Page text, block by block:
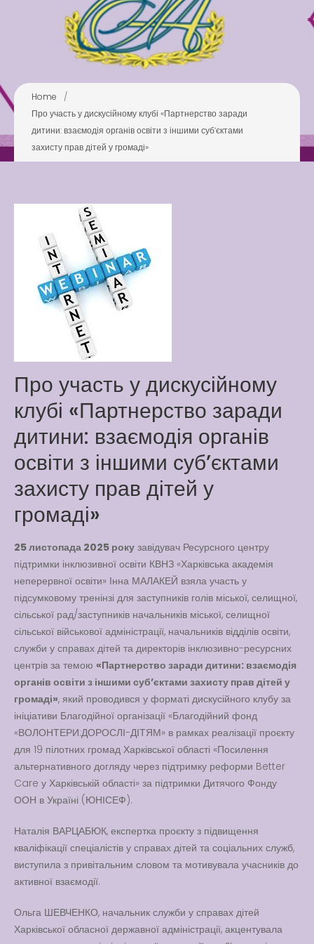
Latter match class
Swimming Lessons at New
Play is Our Brain’s Favorite
Way
New Friends Everyday at
New Friends Everyday at
Kiddie
Вакансії
Вакансії,Публічна
інформація
Читати далі
Home
/
Про участь у дискусійному клубі «Партнерство заради
дитини: взаємодія органів освіти з іншими субʼєктами
захисту прав дітей у громаді»
Про участь у дискусійному
клубі «Партнерство заради
дитини: взаємодія органів
освіти з іншими субʼєктами
захисту прав дітей у
громаді»
25 листопада 2025 року завідувач Ресурсного центру
підтримки інклюзивної освіти КВНЗ «Харківська академія
неперервної освіти» Інна МАЛАКЕЙ взяла участь у
підсумковому тренінзі для заступників голів міської, селищної,
сільської рад/заступників начальників міської, селищної
сільської військової адміністрації, начальників відділів освіти,
служби у справах дітей та директорів інклюзивно-ресурсних
центрів за темою «Партнерство заради дитини: взаємодія
органів освіти з іншими субʼєктами захисту прав дітей у
громаді», який проводився у форматі дискусійного клубу за
ініціативи Благодійної організації «Благодійний фонд
«ВОЛОНТЕРИ:ДОРОСЛІ-ДІТЯМ» в рамках реалізації проєкту
для 19 пілотних громад Харківської області «Посилення
альтернативного догляду через підтримку реформи Better
Care у Харківській області» за підтримки Дитячого Фонду
ООН в Україні (ЮНІСЕФ).
Наталія ВАРЦАБЮК, експертка проєкту з підвищення
кваліфікації спеціалістів у справах дітей та соціальних служб,
виступила з привітальним словом та мотивувала учасників до
активної взаємодії.
Ольга ШЕВЧЕНКО, начальник служби у справах дітей
Харківської обласної державної адміністрації, акцентувала